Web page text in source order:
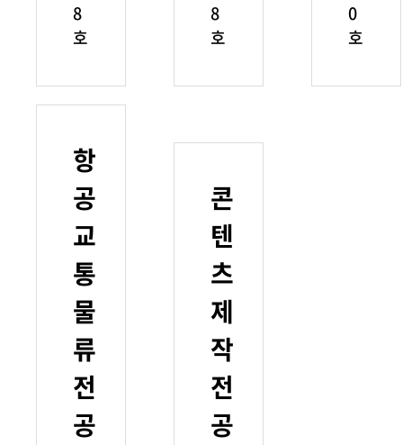
8
호
8
호
0
호
항
공
교
통
물
류
전
공
콘
텐
츠
제
작
전
공